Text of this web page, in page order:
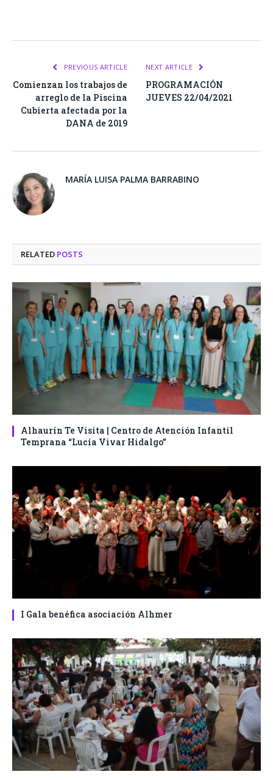
PREVIOUS ARTICLE
Comienzan los trabajos de
arreglo de la Piscina
Cubierta afectada por la
DANA de 2019
NEXT ARTICLE
PROGRAMACIÓN
JUEVES 22/04/2021
MARÍA LUISA PALMA BARRABINO
RELATED POSTS
Alhaurín Te Visita | Centro de Atención Infantil
Temprana “Lucía Vivar Hidalgo”
I Gala benéfica asociación Alhmer